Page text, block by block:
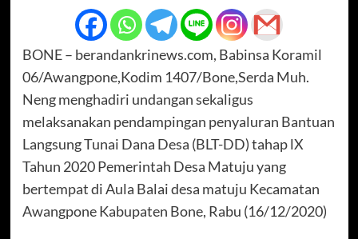
BONE – berandankrinews.com, Babinsa Koramil
06/Awangpone,Kodim 1407/Bone,Serda Muh.
Neng menghadiri undangan sekaligus
melaksanakan pendampingan penyaluran Bantuan
Langsung Tunai Dana Desa (BLT-DD) tahap lX
Tahun 2020 Pemerintah Desa Matuju yang
bertempat di Aula Balai desa matuju Kecamatan
Awangpone Kabupaten Bone, Rabu (16/12/2020)